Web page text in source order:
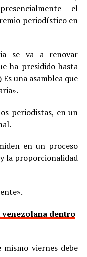
el
periodístico en
se va a renovar
ha presidido hasta
una asamblea que
periodistas, en un
en un proceso
la proporcionalidad
dentro
viernes debe